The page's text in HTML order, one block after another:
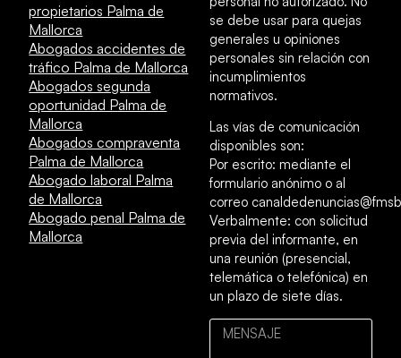
propietarios Palma de
Mallorca
Abogados accidentes de
tráfico Palma de Mallorca
Abogados segunda
oportunidad Palma de
Mallorca
Abogados compraventa
Palma de Mallorca
Abogado laboral Palma
de Mallorca
Abogado penal Palma de
Mallorca
se debe usar para quejas
generales u opiniones
personales sin relación con
incumplimientos
normativos.
Las vías de comunicación
disponibles son:
Por escrito: mediante el
formulario anónimo o al
correo
Verbalmente: con solicitud
previa del informante, en
una reunión (presencial,
telemática o telefónica) en
un plazo de siete días.